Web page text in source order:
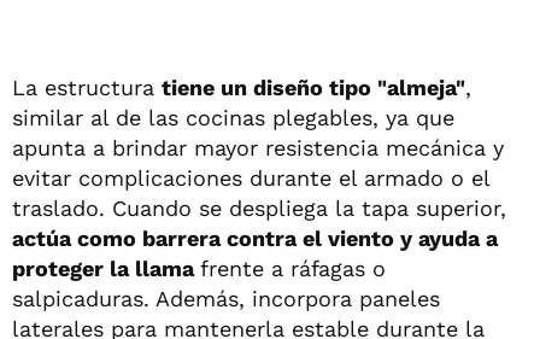
La estructura tiene un diseño tipo "almeja",
similar al de las cocinas plegables, ya que
apunta a brindar mayor resistencia mecánica y
evitar complicaciones durante el armado o el
traslado. Cuando se despliega la tapa superior,
actúa como barrera contra el viento y ayuda a
proteger la llamafrente a ráfagas o
salpicaduras. Además, incorpora paneles
laterales para mantenerla estable durante la